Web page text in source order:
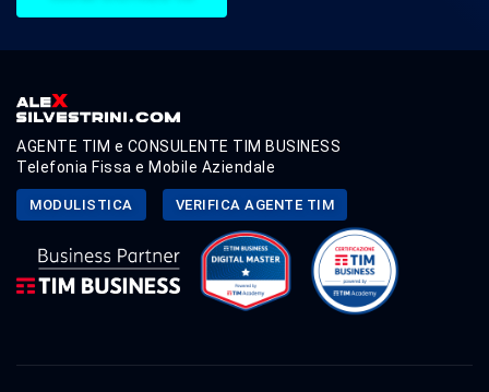
AGENTE TIM e CONSULENTE TIM BUSINESS
Telefonia Fissa e Mobile Aziendale
MODULISTICA VERIFICA AGENTE TIM